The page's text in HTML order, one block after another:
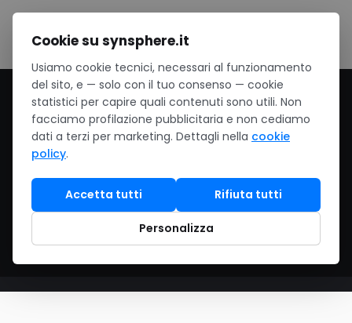
Salta al contenuto
Home/ Cloud /Migrazione cloud
Migrazione cloud
Assessment infrastruttura, lift & shift dei
workload, refactoring di app legacy verso
architetture cloud-native.
Cookie su synsphere.it
Usiamo cookie tecnici, necessari al funzionamento
del sito, e — solo con il tuo consenso — cookie
statistici per capire quali contenuti sono utili. Non
facciamo profilazione pubblicitaria e non cediamo
dati a terzi per marketing. Dettagli nella cookie
policy.
Accetta tutti Rifiuta tutti
Personalizza